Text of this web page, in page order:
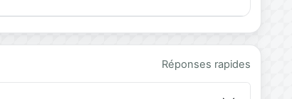
Réponses rapides